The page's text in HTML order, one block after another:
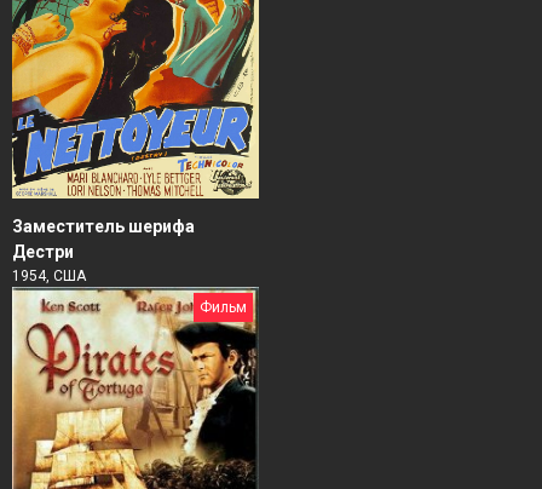
Заместитель шерифа
Дестри
1954, США
Фильм